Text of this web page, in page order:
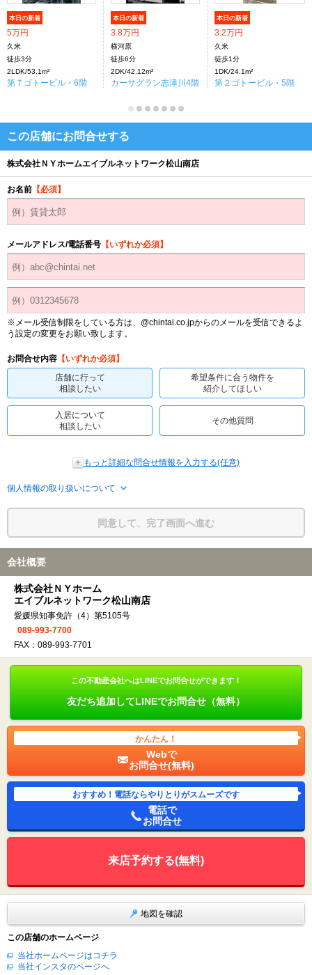
本日の新着
5万円
久米
徒歩3分
2LDK/53.1m²
第７ゴトービル・6階
本日の新着
3.8万円
横河原
徒歩6分
2DK/42.12m²
カーサグラン志津川4階
本日の新着
3.2万円
久米
徒歩1分
1DK/24.1m²
第２ゴトービル・5階
この店舗にお問合せする
株式会社ＮＹホームエイブルネットワーク松山南店
お名前 【必須】
メールアドレス/電話番号 【いずれか必須】
※メール受信制限をしている方は、@chintai.co.jpからのメールを受信できるよ
う設定の変更をお願い致します。
お問合せ内容 【いずれか必須】
店舗に行って
相談したい
希望条件に合う物件を
紹介してほしい
入居について
相談したい
その他質問
もっと詳細な問合せ情報を入力する(任意)
個人情報の取り扱いについて
同意して、完了画面へ進む
会社概要
株式会社ＮＹホーム
エイブルネットワーク松山南店
愛媛県知事免許（4）第5105号
089-993-7700
FAX：089-993-7701
この不動産会社へはLINEでお問合せができます！
友だち追加してLINEでお問合せ（無料）
かんたん！
Webで
お問合せ(無料)
おすすめ！電話ならやりとりがスムーズです
電話で
お問合せ
来店予約する(無料)
地図を確認
この店舗のホームページ
当社ホームページはコチラ
当社インスタのページへ